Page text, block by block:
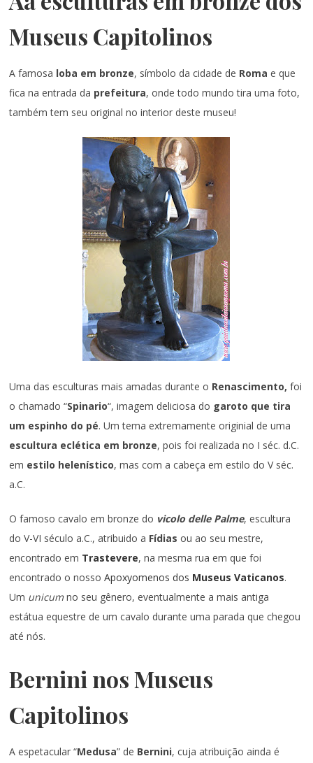
Museus Capitolinos
A famosa loba em bronze, símbolo da cidade de Roma e que
fica na entrada da prefeitura, onde todo mundo tira uma foto,
também tem seu original no interior deste museu!
Uma das esculturas mais amadas durante o Renascimento, foi
o chamado “Spinario“, imagem deliciosa do garoto que tira
um espinho do pé. Um tema extremamente originial de uma
escultura eclética em bronze, pois foi realizada no I séc. d.C.
em estilo helenístico, mas com a cabeça em estilo do V séc.
a.C.
O famoso cavalo em bronze do vicolo delle Palme, escultura
do V-VI século a.C., atribuido a Fídias ou ao seu mestre,
encontrado em Trastevere, na mesma rua em que foi
encontrado o nossoApoxyomenos dos Museus Vaticanos.
Um unicumno seu gênero, eventualmente a mais antiga
estátua equestre de um cavalo durante uma parada que chegou
até nós.
Bernini nos Museus
Capitolinos
A espetacular “Medusa” de Bernini, cuja atribuição ainda é